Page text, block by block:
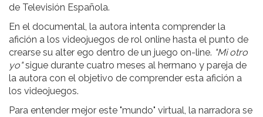
de Televisión Española.
En el documental, la autora intenta comprender la
afición a los videojuegos de rol online hasta el punto de
crearse su alter ego dentro de un juego on-line. "Mi otro
yo"sigue durante cuatro meses al hermano y pareja de
la autora con el objetivo de comprender esta afición a
los videojuegos.
Para entender mejor este "mundo" virtual, la narradora se